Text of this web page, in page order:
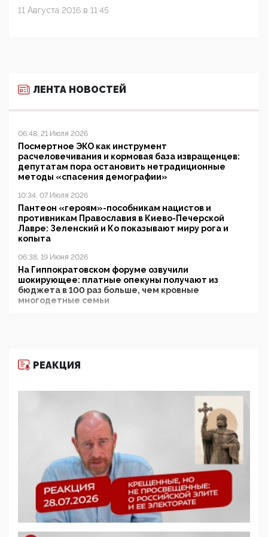
11 Августа 2016 в 11:45
ЛЕНТА НОВОСТЕЙ
06:48, 21 Июля 2026
Посмертное ЭКО как инструмент
расчеловечивания и кормовая база извращенцев:
депутатам пора остановить нетрадиционные
методы «спасения демографии»
10:34, 07 Июля 2026
Пантеон «героям»-пособникам нацистов и
противникам Православия в Киево-Печерской
Лавре: Зеленский и Ко показывают миру рога и
копыта
06:38, 19 Июня 2026
На Гиппократовском форуме озвучили
шокирующее: платные опекуны получают из
бюджета в 100 раз больше, чем кровные
многодетные семьи
11:53, 09 Июня 2026
деятельность ИИТО ЮНЕСКО в России, но
цифроглобалисты продолжают определять
повестку в образовании
09:43, 01 Июня 2026
5G за счет здоровья граждан: Минцифры намерено
отобрать у регионов и муниципалитетов право
защищать жилые дома и социальные объекты от
05:58, 26 Мая 2026
Роскомнадзор освободили от борца с
деструктивным и опасным контентом
07:39, 25 Мая 2026
РЕАКЦИЯ